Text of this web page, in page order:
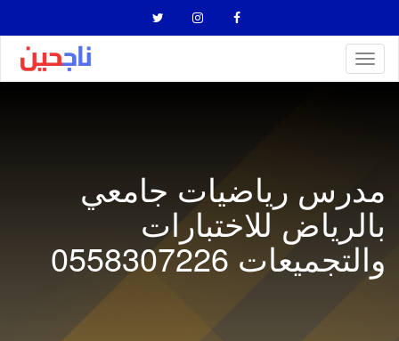
مدرس رياضيات جامعي
بالرياض للاختبارات
والتجميعات 0558307226